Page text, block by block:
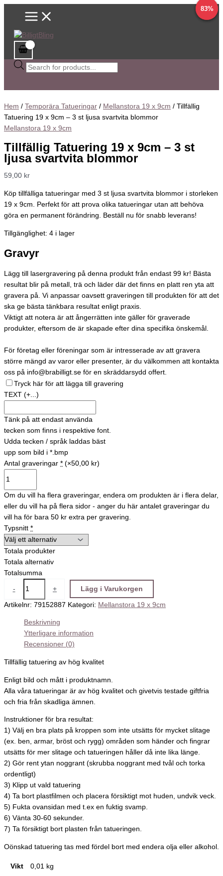
HoppaMain
Sök
efter
Hem / Temporära Tatueringar / Mellanstora 19 x 9cm / Tillfällig
Tatuering 19 x 9cm – 3 st ljusa svartvita blommor
Mellanstora 19 x 9cm
Tillfällig Tatuering 19 x 9cm – 3 st
ljusa svartvita blommor
59,00 kr
Köp tillfälliga tatueringar med 3 st ljusa svartvita blommor i storleken
19 x 9cm. Perfekt för att prova olika tatueringar utan att behöva
göra en permanent förändring. Beställ nu för snabb leverans!
Tillgänglighet: 4 i lager
Gravyr
Lägg till lasergravering på denna produkt från endast 99 kr! Bästa
resultat blir på metall, trä och läder där det finns en platt ren yta att
gravera på. Vi anpassar oavsett graveringen till produkten för att det
ska ge bästa tänkbara resultat enligt praxis.
Viktigt att notera är att ångerrätten inte gäller för graverade
produkter, eftersom de är skapade efter dina specifika önskemål.
För företag eller föreningar som är intresserade av att gravera
större mängd av varor eller presenter, är du välkommen att kontakta
oss på info@brabilligt.se för en skräddarsydd offert.
Tryck här för att lägga till gravering
TEXT (+...)
Tänk på att endast använda
tecken som finns i respektive font.
Udda tecken / språk laddas bäst
upp som bild i *.bmp
Antal graveringar * (×50,00 kr)
Om du vill ha flera graveringar, endera om produkten är i flera delar,
eller du vill ha på flera sidor - anger du här antalet graveringar du
vill ha för bara 50 kr extra per gravering.
Typsnitt *
Totala produkter
Totala alternativ
Totalsumma
-
Tillfällig
Tatuering
-
ljusa
svartvita
blommor
mängd
+ Lägg i Varukorgen
Artikelnr: 79152887 Kategori: Mellanstora 19 x 9cm
Beskrivning
Ytterligare information
Recensioner (0)
Tillfällig tatuering av hög kvalitet
Enligt bild och mått i produktnamn.
Alla våra tatueringar är av hög kvalitet och givetvis testade giftfria
och fria från skadliga ämnen.
Instruktioner för bra resultat:
1) Välj en bra plats på kroppen som inte utsätts för mycket slitage
(ex. ben, armar, bröst och rygg) områden som händer och fingrar
utsätts för mer slitage och tatueringen håller då inte lika länge.
2) Gör rent ytan noggrant (skrubba noggrant med tvål och torka
ordentligt)
3) Klipp ut vald tatuering
4) Ta bort plastfilmen och placera försiktigt mot huden, undvik veck.
5) Fukta ovansidan med t.ex en fuktig svamp.
6) Vänta 30-60 sekunder.
7) Ta försiktigt bort plasten från tatueringen.
Oönskad tatuering tas med fördel bort med endera olja eller alkohol.
Vikt 0,01 kg
9%
Det
var:
Det
74%
Det
var:
Det
83%